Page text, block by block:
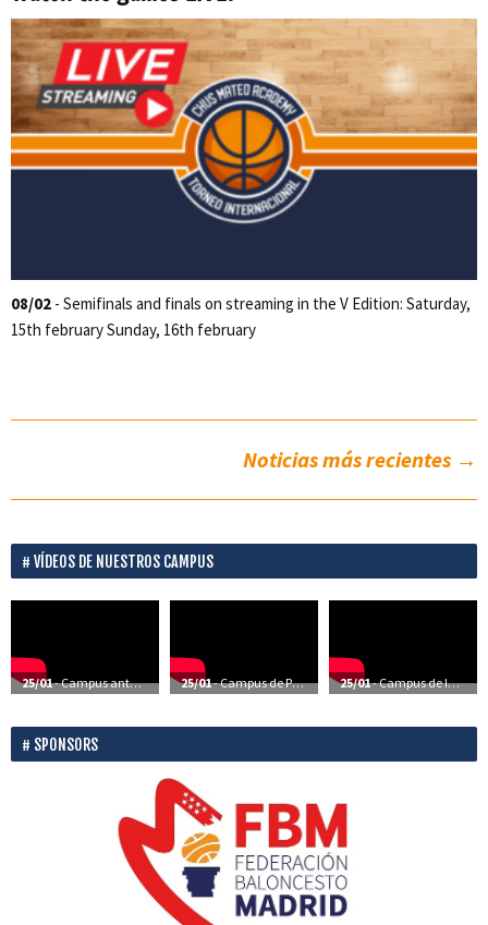
08/02 - Semifinals and finals on streaming in the V Edition: Saturday,
15th february Sunday, 16th february
Noticias más recientes →
VÍDEOS DE NUESTROS CAMPUS
25/01- Campus anteriores – Vídeos 25/01- Campus de Perfeccionamiento – Vídeos 25/01- Campus de Iniciación – Vídeos
SPONSORS